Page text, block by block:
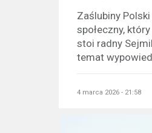
Zaślubiny
społeczny,
stoi radny
temat
4 marca 2026 - 21:58